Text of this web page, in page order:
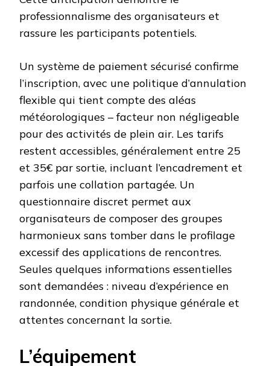
professionnalisme des organisateurs et
rassure les participants potentiels.
Un système de paiement sécurisé confirme
l’inscription, avec une politique d’annulation
flexible qui tient compte des aléas
météorologiques – facteur non négligeable
pour des activités de plein air. Les tarifs
restent accessibles, généralement entre 25
et 35€ par sortie, incluant l’encadrement et
parfois une collation partagée. Un
questionnaire discret permet aux
organisateurs de composer des groupes
harmonieux sans tomber dans le profilage
excessif des applications de rencontres.
Seules quelques informations essentielles
sont demandées : niveau d’expérience en
randonnée, condition physique générale et
attentes concernant la sortie.
L’équipement